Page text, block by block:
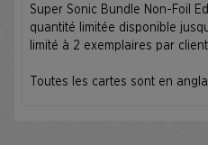
Super Sonic Bundle Non-Foil
quantité limitée disponible
limité à 2 exemplaires par
Toutes les cartes sont en